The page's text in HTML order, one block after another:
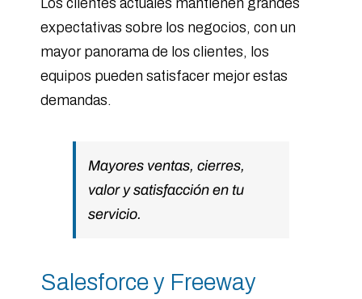
Los clientes actuales mantienen grandes
expectativas sobre los negocios, con un
mayor panorama de los clientes, los
equipos pueden satisfacer mejor estas
demandas.
Mayores ventas, cierres,
valor y satisfacción en tu
servicio.
Salesforce y Freeway